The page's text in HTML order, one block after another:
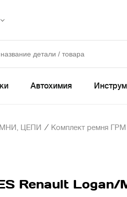
Автохимия
ЦЕПИ / Комплект ремня ГРМ
Renault Logan/